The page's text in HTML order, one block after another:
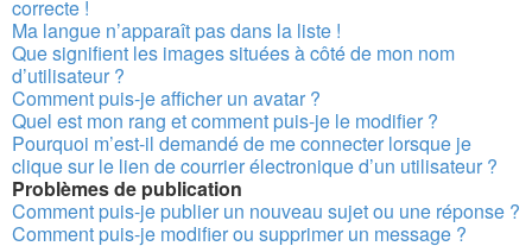
correcte !
Ma langue n’apparaît pas dans la liste !
Que signifient les images situées à côté de mon nom
d’utilisateur ?
Comment puis-je afficher un avatar ?
Quel est mon rang et comment puis-je le modifier ?
Pourquoi m’est-il demandé de me connecter lorsque je
clique sur le lien de courrier électronique d’un utilisateur ?
Problèmes de publication
Comment puis-je publier un nouveau sujet ou une réponse ?
Comment puis-je modifier ou supprimer un message ?